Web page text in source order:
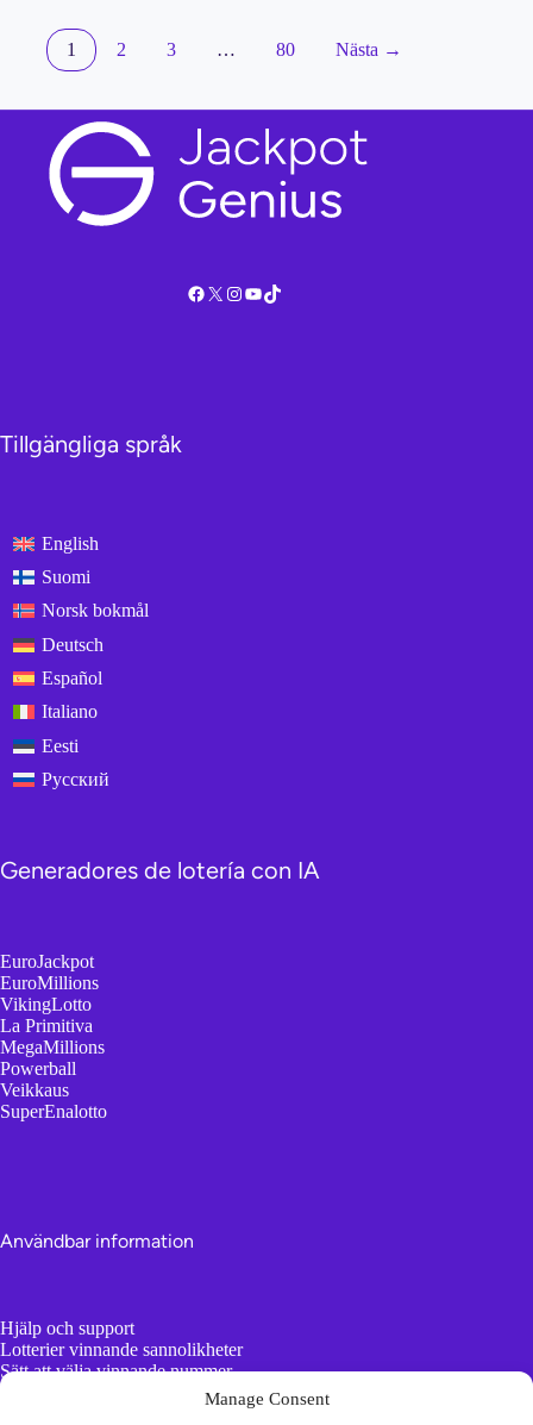
Manage Consent
1 2 3 … 80 Nästa →
Facebook
X Instagram
YouTube
TikTok
Tillgängliga språk
English
Suomi
Norsk bokmål
Deutsch
Español
Italiano
Eesti
Русский
Generadores de lotería con IA
EuroJackpot
EuroMillions
VikingLotto
La Primitiva
MegaMillions
Powerball
Veikkaus
SuperEnalotto
Användbar information
Hjälp och support
Lotterier vinnande sannolikheter
Sätt att välja vinnande nummer
AI vs slumpmässiga nummergeneratorer